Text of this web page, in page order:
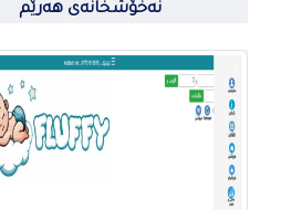
نەخۆشخانەی هەرێم